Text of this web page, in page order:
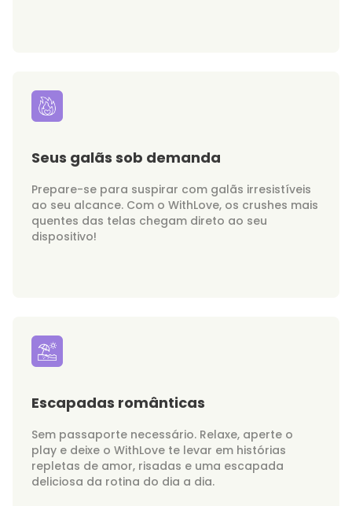
Seus galãs sob demanda
Prepare-se para suspirar com galãs irresistíveis
ao seu alcance. Com o WithLove, os crushes mais
quentes das telas chegam direto ao seu
dispositivo!
Escapadas românticas
Sem passaporte necessário. Relaxe, aperte o
play e deixe o WithLove te levar em histórias
repletas de amor, risadas e uma escapada
deliciosa da rotina do dia a dia.